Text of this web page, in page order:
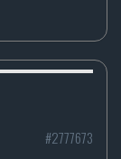
#2777673